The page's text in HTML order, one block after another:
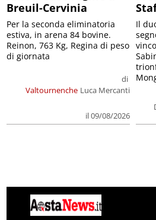
Breuil-Cervinia
Valtournenche
di
Luca Mercanti
il 09/08/2026
Per la seconda eliminatoria
estiva, in arena 84 bovine.
Reinon, 763 Kg, Regina di peso
di giornata
Il